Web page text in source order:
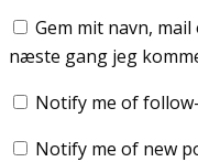
Gem mit navn,
næste gang jeg
Notify me of
Notify me of new